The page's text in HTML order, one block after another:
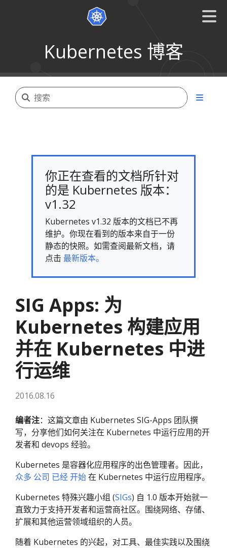
Kubernetes 博客
你正在查看的文档所针对
的是 Kubernetes 版本：
v1.32
Kubernetes v1.32 版本的文档已不再
维护。你现在看到的版本来自于一份
静态的快照。如需查阅最新文档，请
点击 最新版本。
SIG Apps: 为
Kubernetes 构建应用
并在 Kubernetes 中进
行运维
2016.08.16
编者注：这篇文章由 Kubernetes SIG-Apps 团队撰
写，分享他们如何关注在 Kubernetes 中运行应用的开
发者和 devops 经验。
Kubernetes 是容器化应用程序的出色管理者。因此，
众多 公司 已经开始在 Kubernetes 中运行应用程序。
Kubernetes 特殊兴趣小组 (SIGs) 自 1.0 版本开始就一
直致力于支持开发者和运营商社区。围绕网络、存储、
扩展和其他运营领域组织的人员。
随着 Kubernetes 的兴起，对工具、最佳实践以及围绕